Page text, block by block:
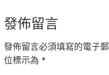
發佈留言
發佈留言必須填寫的電子
位標示為 *